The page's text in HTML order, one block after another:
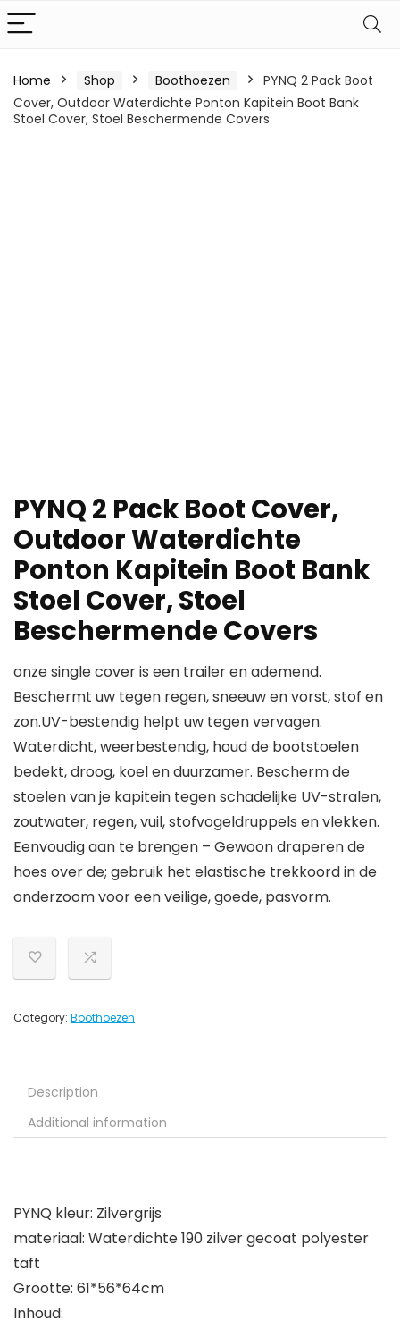
Home Shop Boothoezen
PYNQ 2 Pack Boot
Cover, Outdoor Waterdichte Ponton Kapitein Boot Bank
Stoel Cover, Stoel Beschermende Covers
PYNQ 2 Pack Boot Cover,
Outdoor Waterdichte
Ponton Kapitein Boot Bank
Stoel Cover, Stoel
Beschermende Covers
onze single cover is een trailer en ademend.
Beschermt uw tegen regen, sneeuw en vorst, stof en
zon.UV-bestendig helpt uw tegen vervagen.
Waterdicht, weerbestendig, houd de bootstoelen
bedekt, droog, koel en duurzamer. Bescherm de
stoelen van je kapitein tegen schadelijke UV-stralen,
zoutwater, regen, vuil, stofvogeldruppels en vlekken.
Eenvoudig aan te brengen – Gewoon draperen de
hoes over de; gebruik het elastische trekkoord in de
onderzoom voor een veilige, goede, pasvorm.
Category: Boothoezen
Description
Additional information
PYNQ kleur: Zilvergrijs
materiaal: Waterdichte 190 zilver gecoat polyester
taft
Grootte: 61*56*64cm
Inhoud: